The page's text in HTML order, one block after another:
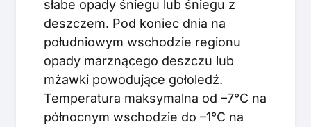
słabe opady śniegu lub śniegu z
deszczem. Pod koniec dnia na
południowym wschodzie regionu
opady marznącego deszczu lub
mżawki powodujące gołoledź.
Temperatura maksymalna od –7°C na
północnym wschodzie do –1°C na